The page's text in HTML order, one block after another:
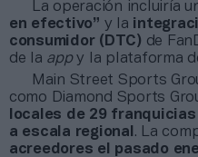
La operación incluiría
en efectivo” y la
consumidor (DTC) de
de la appy la plataforma
Main Street Sports
como Diamond Sports
locales de 29 franquicias
a escala regional . La
acreedores el pasado